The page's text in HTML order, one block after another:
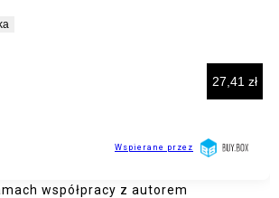
współpracy z autorem